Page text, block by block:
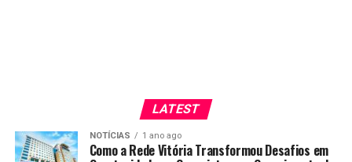
LATEST
NOTÍCIAS 1 ano ago
Como a Rede Vitória Transformou Desafios em